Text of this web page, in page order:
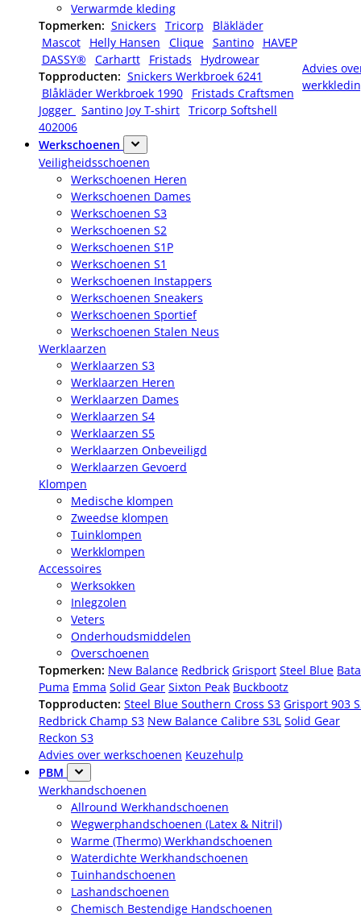
Verwarmde kleding
Topmerken: Snickers Tricorp
Bläkläder
Mascot
Helly Hansen Clique Santino
HAVEP
DASSY®
Carhartt Fristads
Hydrowear
Topproducten: Snickers Werkbroek 6241
Blåkläder Werkbroek 1990
Fristads Craftsmen
Jogger Santino Joy T-shirt Tricorp Softshell
402006
Advies
Werkschoenen
Veiligheidsschoenen
Werkschoenen Heren
Werkschoenen Dames
Werkschoenen S3
Werkschoenen S2
Werkschoenen S1P
Werkschoenen S1
Werkschoenen Instappers
Werkschoenen Sneakers
Werkschoenen Sportief
Werkschoenen Stalen Neus
Werklaarzen
Werklaarzen S3
Werklaarzen Heren
Werklaarzen Dames
Werklaarzen S4
Werklaarzen S5
Werklaarzen Onbeveiligd
Werklaarzen Gevoerd
Klompen
Medische klompen
Zweedse klompen
Tuinklompen
Werkklompen
Accessoires
Werksokken
Inlegzolen
Veters
Onderhoudsmiddelen
Overschoenen
Topmerken: New Balance Redbrick Grisport Steel Blue Bata
Puma Emma Solid Gear Sixton Peak Buckbootz
Topproducten: Steel Blue Southern Cross S3 Grisport 903
Redbrick Champ S3 New Balance Calibre S3L Solid Gear
Reckon S3
Advies over werkschoenen Keuzehulp
PBM
Werkhandschoenen
Allround Werkhandschoenen
Wegwerphandschoenen (Latex & Nitril)
Warme (Thermo) Werkhandschoenen
Waterdichte Werkhandschoenen
Tuinhandschoenen
Lashandschoenen
Chemisch Bestendige Handschoenen